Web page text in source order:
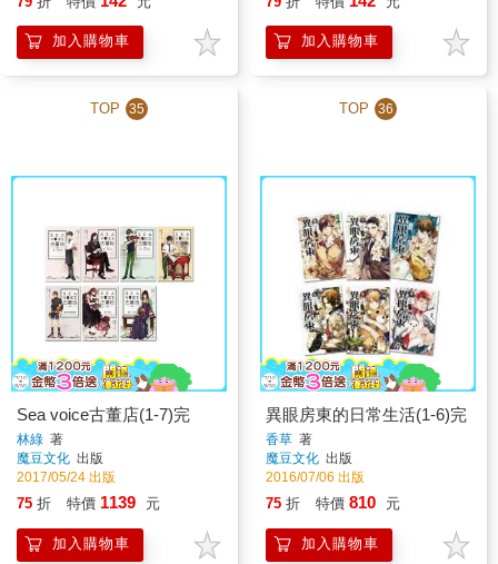
加入購物車 加入購物車
TOP 35
Sea voice古董店(1-7)完
林綠 著
魔豆文化 出版
2017/05/24 出版
75 折 特價 1139 元
加入購物車
TOP 36
異眼房東的日常生活(1-6)完
香草 著
魔豆文化 出版
2016/07/06 出版
75 折 特價 810 元
加入購物車